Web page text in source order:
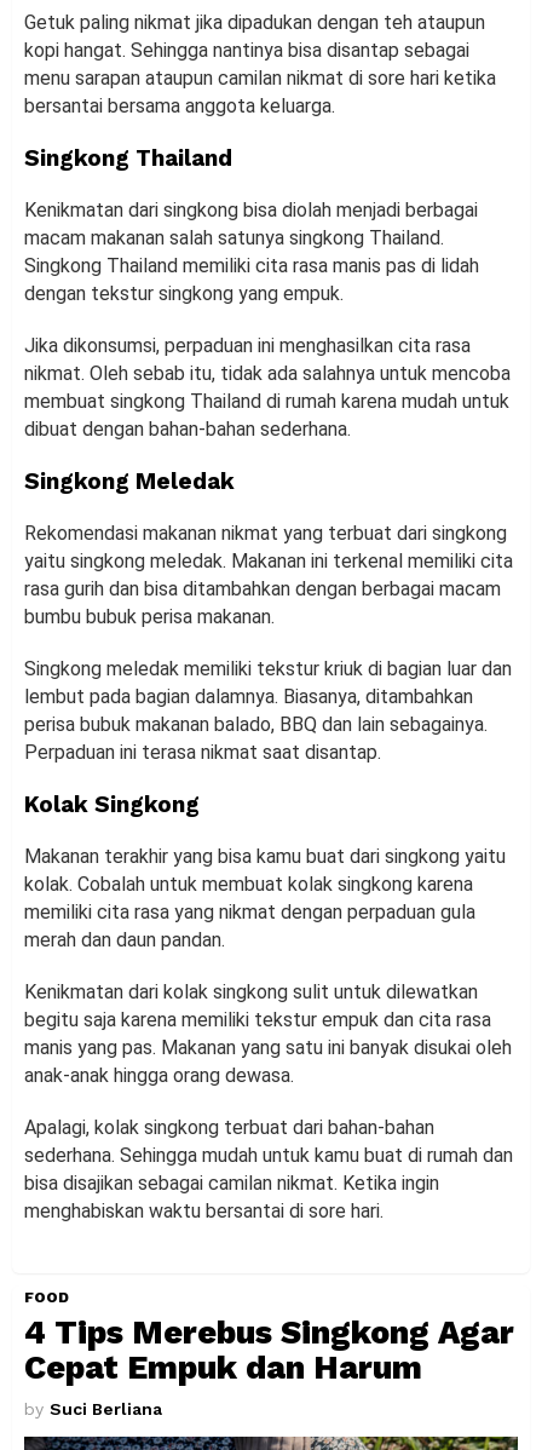
Getuk paling nikmat jika dipadukan dengan teh ataupun
kopi hangat. Sehingga nantinya bisa disantap sebagai
menu sarapan ataupun camilan nikmat di sore hari ketika
bersantai bersama anggota keluarga.
Singkong Thailand
Kenikmatan dari singkong bisa diolah menjadi berbagai
macam makanan salah satunya singkong Thailand.
Singkong Thailand memiliki cita rasa manis pas di lidah
dengan tekstur singkong yang empuk.
Jika dikonsumsi, perpaduan ini menghasilkan cita rasa
nikmat. Oleh sebab itu, tidak ada salahnya untuk mencoba
membuat singkong Thailand di rumah karena mudah untuk
dibuat dengan bahan-bahan sederhana.
Singkong Meledak
Rekomendasi makanan nikmat yang terbuat dari singkong
yaitu singkong meledak. Makanan ini terkenal memiliki cita
rasa gurih dan bisa ditambahkan dengan berbagai macam
bumbu bubuk perisa makanan.
Singkong meledak memiliki tekstur kriuk di bagian luar dan
lembut pada bagian dalamnya. Biasanya, ditambahkan
perisa bubuk makanan balado, BBQ dan lain sebagainya.
Perpaduan ini terasa nikmat saat disantap.
Kolak Singkong
Makanan terakhir yang bisa kamu buat dari singkong yaitu
kolak. Cobalah untuk membuat kolak singkong karena
memiliki cita rasa yang nikmat dengan perpaduan gula
merah dan daun pandan.
Kenikmatan dari kolak singkong sulit untuk dilewatkan
begitu saja karena memiliki tekstur empuk dan cita rasa
manis yang pas. Makanan yang satu ini banyak disukai oleh
anak-anak hingga orang dewasa.
Apalagi, kolak singkong terbuat dari bahan-bahan
sederhana. Sehingga mudah untuk kamu buat di rumah dan
bisa disajikan sebagai camilan nikmat. Ketika ingin
menghabiskan waktu bersantai di sore hari.
FOOD
4 Tips Merebus Singkong Agar
Cepat Empuk dan Harum
by Suci Berliana